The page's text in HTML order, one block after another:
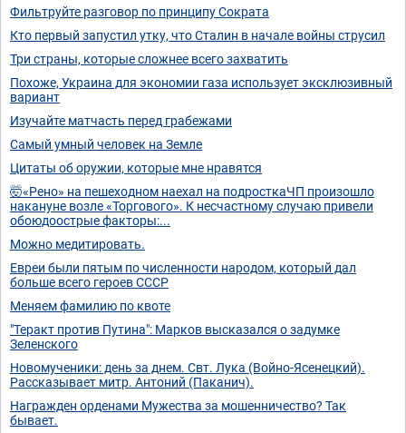
Фильтруйте разговор по принципу Сократа
Кто первый запустил утку, что Сталин в начале войны струсил
Три страны, которые сложнее всего захватить
Похоже, Украина для экономии газа использует эксклюзивный
вариант
Изучайте матчасть перед грабежами
Самый умный человек на Земле
Цитаты об оружии, которые мне нравятся
🤯«Рено» на пешеходном наехал на подросткаЧП произошло
накануне возле «Торгового». К несчастному случаю привели
обоюдоострые факторы:...
Можно медитировать.
Евреи были пятым по численности народом, который дал
больше всего героев СССР
Меняем фамилию по квоте
"Теракт против Путина": Марков высказался о задумке
Зеленского
Новомученики: день за днем. Свт. Лука (Войно-Ясенецкий).
Рассказывает митр. Антоний (Паканич).
Награжден орденами Мужества за мошенничество? Так
бывает.